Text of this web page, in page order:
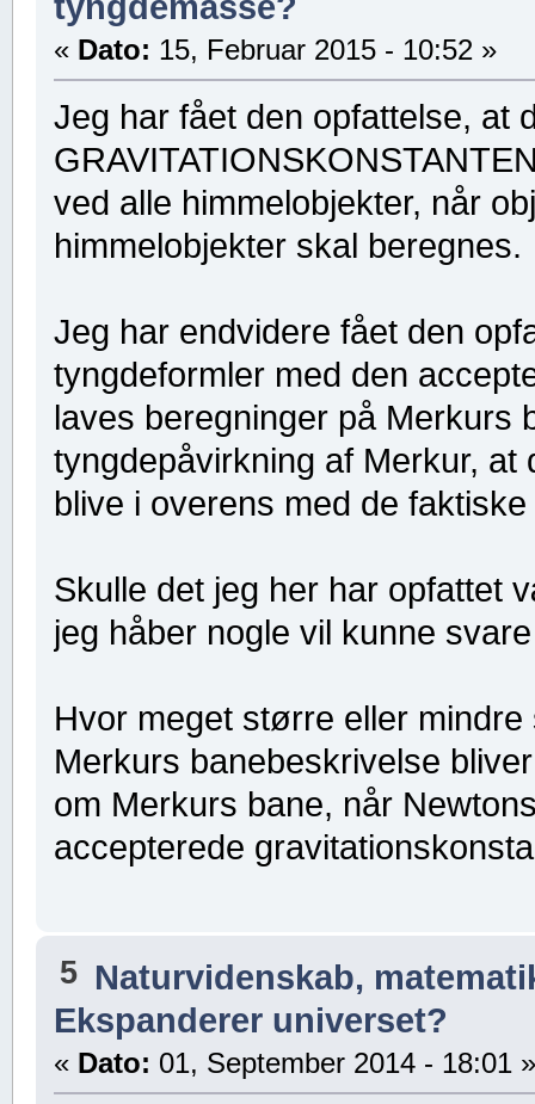
« Dato: 15, Februar 2015 - 10:52 »
Jeg har fået den opfattelse, at
ved alle himmelobjekter, når
himmelobjekter skal beregnes.
Jeg har endvidere fået den
tyngdeformler med den
laves beregninger på Merkurs
tyngdepåvirkning af Merkur,
blive i overens med de
Skulle det jeg her har opfattet
jeg håber nogle vil kunne
Hvor meget større eller
Merkurs banebeskrivelse
om Merkurs bane, når
accepterede
5 Naturvidenskab,
Ekspanderer universet?
« Dato: 01, September 2014 - 18:01 »